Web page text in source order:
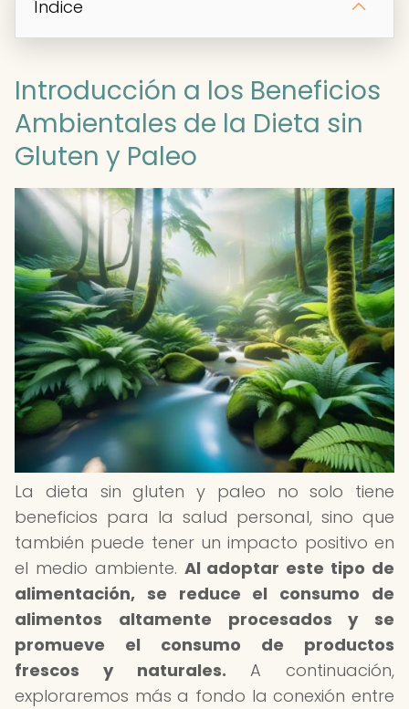
Índice
Introducción a los Beneficios
Ambientales de la Dieta sin
Gluten y Paleo
La dieta sin gluten y paleo no solo tiene
beneficios para la salud personal, sino que
también puede tener un impacto positivo en
el medio ambiente. Al adoptar este tipo de
alimentación, se reduce el consumo de
alimentos altamente procesados y se
promueve el consumo de productos
frescos y naturales. A continuación,
exploraremos más a fondo la conexión entre